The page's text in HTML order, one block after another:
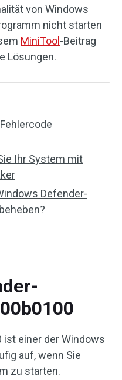
von Windows
nicht starten
MiniTool -Beitrag
Lösungen.
Ihr System mit
Defender-
ist einer der Windows
auf, wenn Sie
zu starten.